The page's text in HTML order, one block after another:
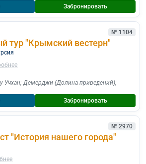
Забронировать
№ 1104
тур "Крымский вестерн"
Учхан;Демерджи (Долина приведений);
Забронировать
№ 2970
"История нашего города"